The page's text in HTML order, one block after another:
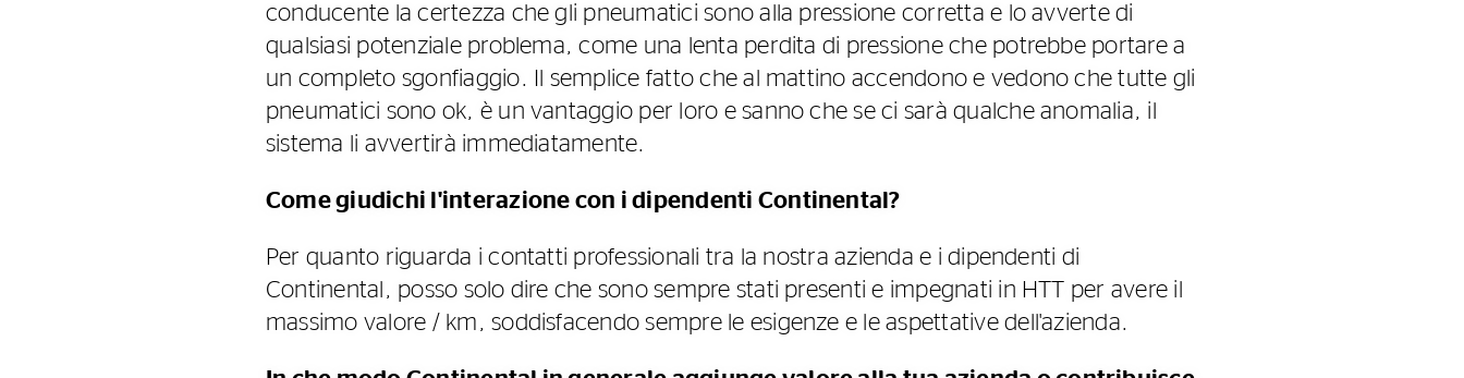
conducente la certezza che gli pneumatici sono alla pressione corretta e lo avverte di
qualsiasi potenziale problema, come una lenta perdita di pressione che potrebbe portare a
un completo sgonfiaggio. Il semplice fatto che al mattino accendono e vedono che tutte gli
pneumatici sono ok, è un vantaggio per loro e sanno che se ci sarà qualche anomalia, il
sistema li avvertirà immediatamente.
Come giudichi l'interazione con i dipendenti Continental?
Per quanto riguarda i contatti professionali tra la nostra azienda e i dipendenti di
Continental, posso solo dire che sono sempre stati presenti e impegnati in HTT per avere il
massimo valore / km, soddisfacendo sempre le esigenze e le aspettative dell'azienda.